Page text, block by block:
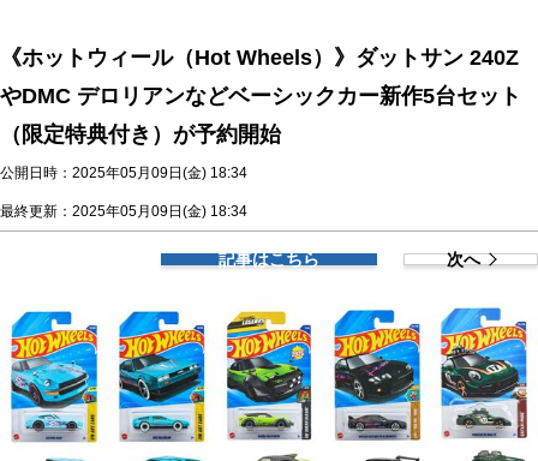
《ホットウィール（Hot Wheels）》ダットサン 240Z
やDMC デロリアンなどベーシックカー新作5台セット
（限定特典付き）が予約開始
公開日時：2025年05月09日(金) 18:34
最終更新：2025年05月09日(金) 18:34
記事はこちら 次へ